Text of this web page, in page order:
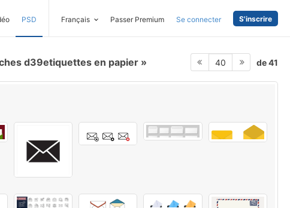
PSD Français Passer Premium Se connecter S'inscrire
d39etiquettes en papier 40 de 41